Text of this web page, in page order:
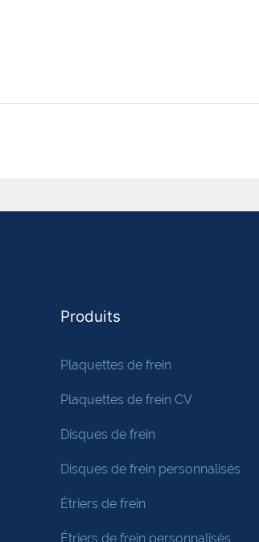
Produits
Plaquettes de frein
Plaquettes de frein CV
Disques de frein
Disques de frein personnalisés
Étriers de frein
Étriers de frein personnalisés